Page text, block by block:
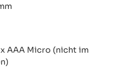
AAA Micro (nicht im